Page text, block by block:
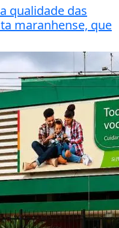
qualidade das
maranhense, que